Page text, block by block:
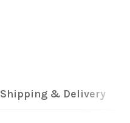
Shipping & Delivery